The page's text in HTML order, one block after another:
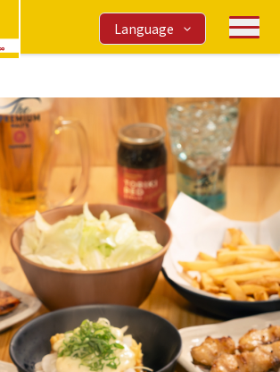
Language